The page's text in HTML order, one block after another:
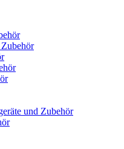
und Zubehör